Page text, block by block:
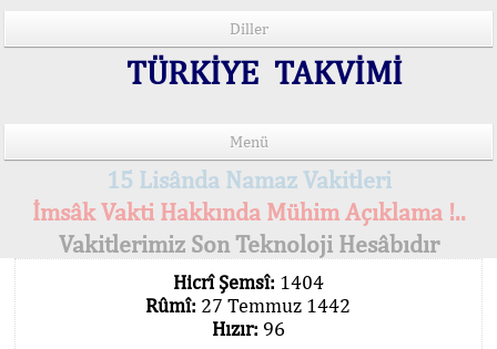
Diller
TÜRKİYE TAKVİMİ
Menü
15 Lisânda Namaz Vakitleri
İmsâk Vakti Hakkında Mühim Açıklama !..
Vakitlerimiz Son Teknoloji Hesâbıdır
Hicrî Şemsî: 1404
Rûmî: 27 Temmuz 1442
Hızır: 96